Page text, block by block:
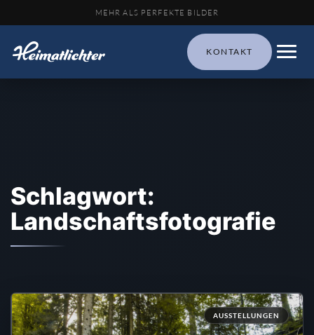
MEHR ALS PERFEKTE BILDER
KONTAKT
Schlagwort:
Landschaftsfotografie
AUSSTELLUNGEN